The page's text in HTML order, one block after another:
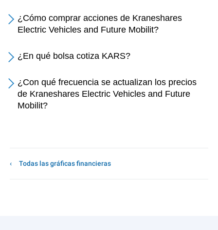
¿Cómo comprar acciones de Kraneshares
Electric Vehicles and Future Mobilit?
¿En qué bolsa cotiza KARS?
¿Con qué frecuencia se actualizan los precios
de Kraneshares Electric Vehicles and Future
Mobilit?
Todas las gráficas financieras